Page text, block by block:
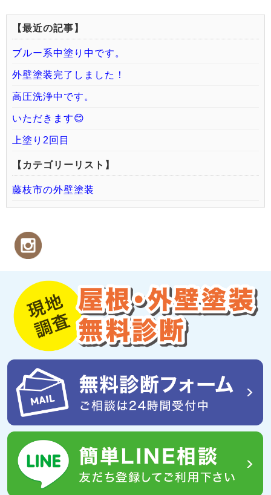
【最近の記事】
ブルー系中塗り中です。
外壁塗装完了しました！
高圧洗浄中です。
いただきます😊
上塗り2回目
【カテゴリーリスト】
藤枝市の外壁塗装